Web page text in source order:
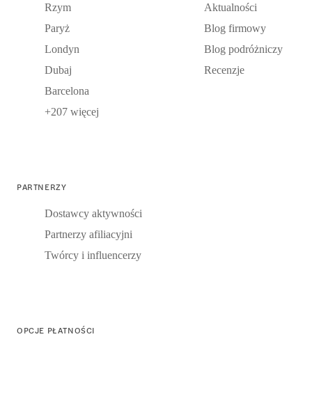
Rzym
Paryż
Londyn
Dubaj
Barcelona
+207 więcej
Aktualności
Blog firmowy
Blog podróżniczy
Recenzje
PARTNERZY
Dostawcy aktywności
Partnerzy afiliacyjni
Twórcy i influencerzy
OPCJE PŁATNOŚCI